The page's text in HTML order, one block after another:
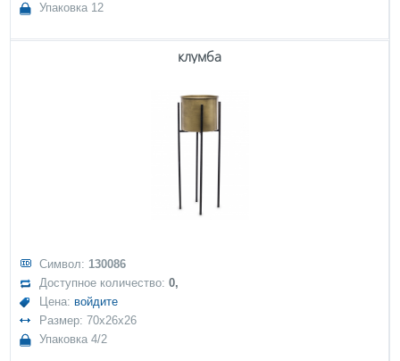
Упаковка 12
клумба
Символ: 130086
Доступное количество:0,
Цена: войдите
Размер: 70x26x26
Упаковка 4/2